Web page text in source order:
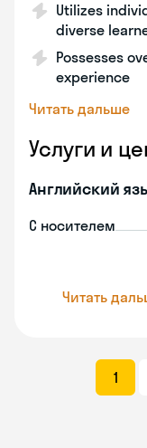
Utilizes
diverse
Possesses
experience
Читать дальше
Услуги и
Английский
С носителем
Читать
1